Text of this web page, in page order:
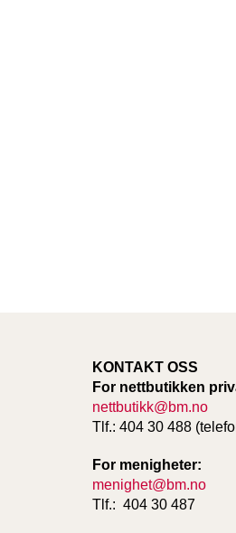
KONTAKT OSS
For nettbutikken
nettbutikk@bm.no
Tlf.: 404 30 488
For menigheter:
menighet@bm.no
Tlf.: 404 30 487